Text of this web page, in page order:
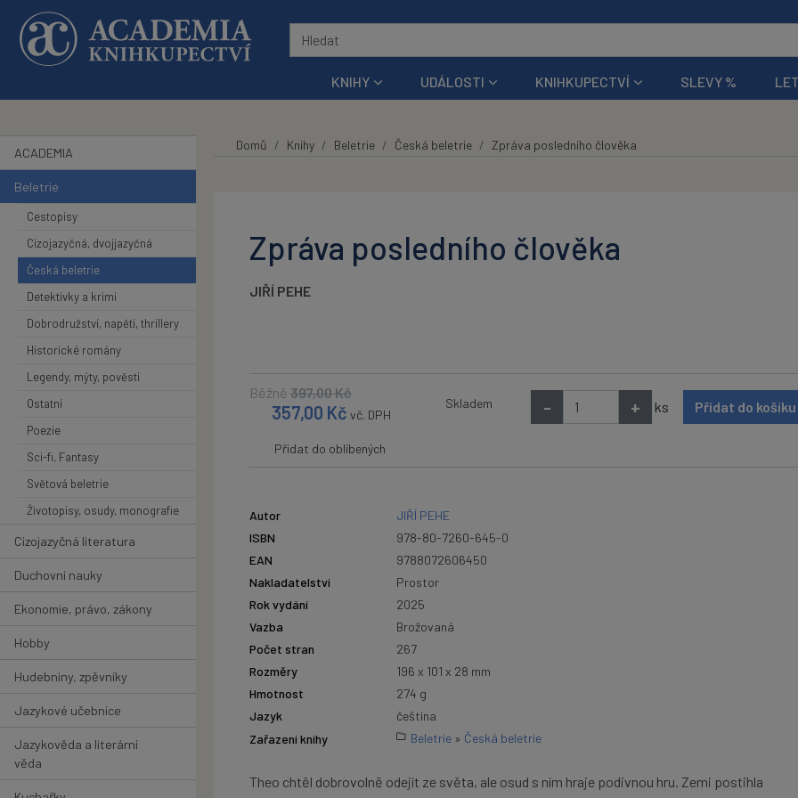
Přeskočit na hlavní obsah
KNIHY UDÁLOSTI KNIHKUPECTVÍ SLEVY %
ACADEMIA
Beletrie
Cestopisy
Cizojazyčná, dvojjazyčná
Česká beletrie
Detektivky a krimi
Dobrodružství, napětí, thrillery
Historické romány
Legendy, mýty, pověsti
Ostatní
Poezie
Sci-fi, Fantasy
Světová beletrie
Životopisy, osudy, monografie
Cizojazyčná literatura
Duchovní nauky
Ekonomie, právo, zákony
Hobby
Hudebniny, zpěvníky
Jazykové učebnice
Jazykověda a literární
věda
Domů Knihy Beletrie Česká beletrie Zpráva posledního člověka
Zpráva posledního člověka
JIŘÍ PEHE
Běžně 397,00Kč
357,00 Kč vč. DPH
Skladem - + ks Přidat do košíku
Přidat do oblíbených
Autor
JIŘÍ PEHE
ISBN
978-80-7260-645-0
EAN
9788072606450
Nakladatelství
Prostor
Rok vydání
2025
Vazba
Brožovaná
Počet stran
267
Rozměry
196 x 101 x 28 mm
Hmotnost
274 g
Jazyk
čeština
Zařazení knihy
Beletrie » Česká beletrie
Theo chtěl dobrovolně odejít ze světa, ale osud s ním hraje podivnou hru. Zemi postihla